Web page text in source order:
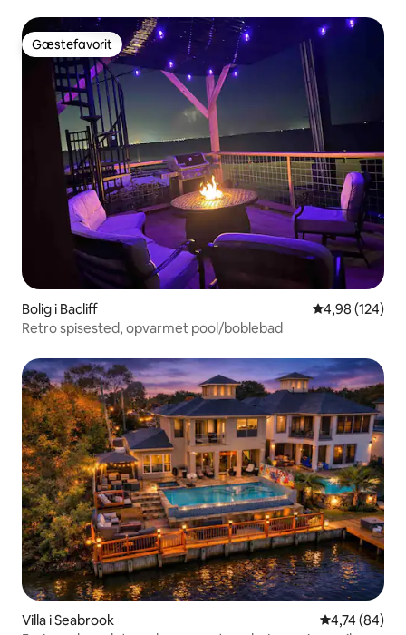
Gæstefavorit
Gæstefavorit
Bolig i Bacliff 4,98 ud af 5 i
4,98 (124)
Retro spisested, opvarmet pool/boblebad
Villa i Seabrook 4,74 ud af 5 i
4,74 (84)